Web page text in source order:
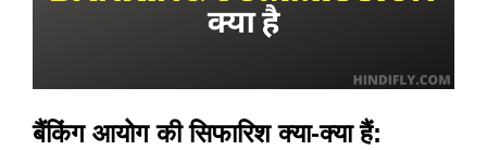
बैंकिंग आयोग की सिफारिश क्या-क्या हैं: